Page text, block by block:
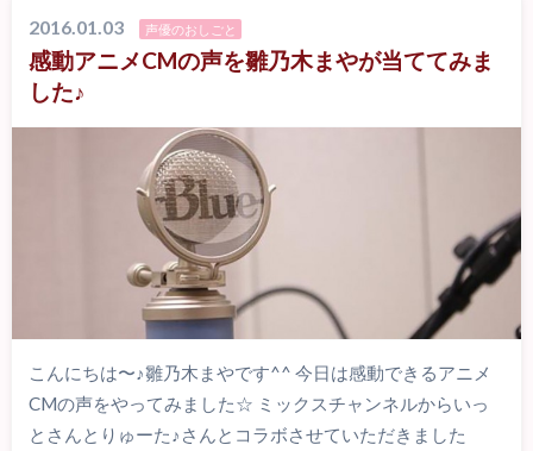
2016.01.03 声優のおしごと
感動アニメCMの声を雛乃木まやが当ててみま
した♪
こんにちは〜♪雛乃木まやです^^ 今日は感動できるアニメ
CMの声をやってみました☆ ミックスチャンネルからいっ
とさんとりゅーた♪さんとコラボさせていただきました